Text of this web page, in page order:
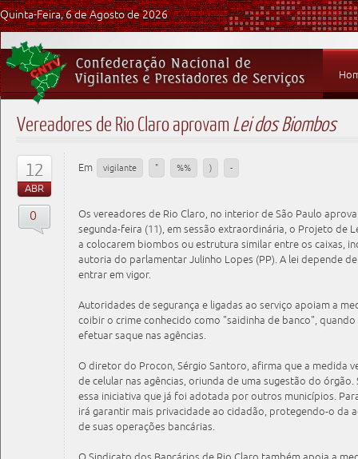
Quinta-Feira, 6 de Agosto de 2026
Vereadores de Rio Claro aprovamLei dos Biombos
12
ABR
0
Em vigilante " %% ) -
Os vereadores de Rio Claro, no interior de São Paulo
segunda-feira (11), em sessão extraordinária, o Projeto de
a colocarem biombos ou estrutura similar entre os caixas,
autoria do parlamentar Julinho Lopes (PP). A lei depende
entrar em vigor.
Autoridades de segurança e ligadas ao serviço apoiam a
coibir o crime conhecido como "saidinha de banco",
efetuar saque nas agências.
O diretor do Procon, Sérgio Santoro, afirma que a medida
de celular nas agências, oriunda de uma sugestão do
essa iniciativa que já foi adotada por outros municípios.
irá garantir mais privacidade ao cidadão, protegendo-o da
de suas operações bancárias.